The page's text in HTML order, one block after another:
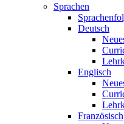
Sprachen
Deutsch
Englisch
Französisch